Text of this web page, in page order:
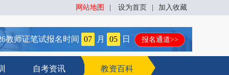
网站地图 设为首页 加入收藏
教师证笔试报名时间 07 月 05 日 报名通道>>
自考资讯 教资百科